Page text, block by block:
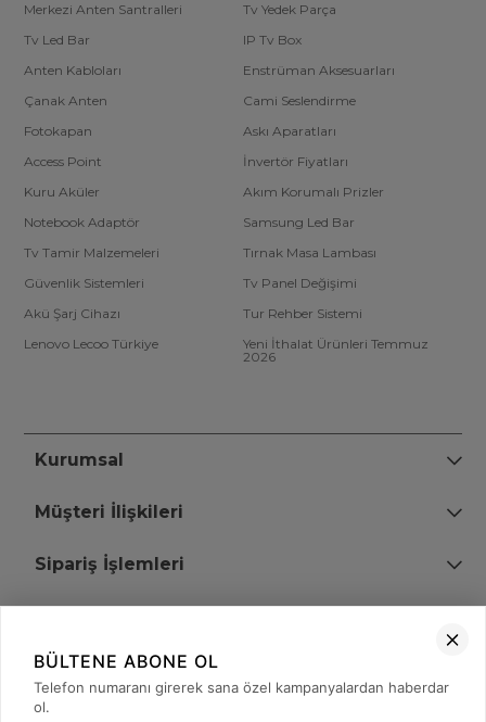
Merkezi Anten Santralleri
Tv Yedek Parça
Tv Led Bar
IP Tv Box
Anten Kabloları
Enstrüman Aksesuarları
Çanak Anten
Cami Seslendirme
Fotokapan
Askı Aparatları
Access Point
İnvertör Fiyatları
Kuru Aküler
Akım Korumalı Prizler
Notebook Adaptör
Samsung Led Bar
Tv Tamir Malzemeleri
Tırnak Masa Lambası
Güvenlik Sistemleri
Tv Panel Değişimi
Akü Şarj Cihazı
Tur Rehber Sistemi
Lenovo Lecoo Türkiye
Yeni İthalat Ürünleri Temmuz
2026
Kurumsal
Müşteri İlişkileri
Sipariş İşlemleri
+90 (850) 473 08 08
BÜLTENE ABONE OL
Telefon numaranı girerek sana özel kampanyalardan haberdar
ol.